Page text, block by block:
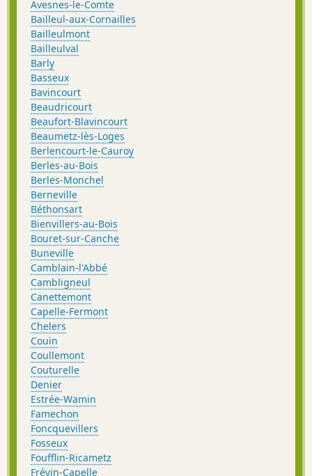
Avesnes-le-Comte
Bailleul-aux-Cornailles
Bailleulmont
Bailleulval
Barly
Basseux
Bavincourt
Beaudricourt
Beaufort-Blavincourt
Beaumetz-lès-Loges
Berlencourt-le-Cauroy
Berles-au-Bois
Berles-Monchel
Berneville
Béthonsart
Bienvillers-au-Bois
Bouret-sur-Canche
Buneville
Camblain-l'Abbé
Cambligneul
Canettemont
Capelle-Fermont
Chelers
Couin
Coullemont
Couturelle
Denier
Estrée-Wamin
Famechon
Foncquevillers
Fosseux
Foufflin-Ricametz
Frévin-Capelle